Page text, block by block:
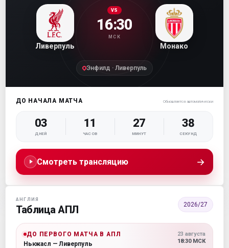
Ливерпуль
VS
16:30
МСК
Монако
Энфилд · Ливерпуль
ДО НАЧАЛА МАТЧА Обновляется автоматически
03
ДНЕЙ
11
ЧАСОВ
27
МИНУТ
36
СЕКУНД
Смотреть трансляцию →
АНГЛИЯ
Таблица АПЛ 2026/27
ДО ПЕРВОГО МАТЧА В АПЛ
Ньюкасл — Ливерпуль
23 августа
18:30 МСК